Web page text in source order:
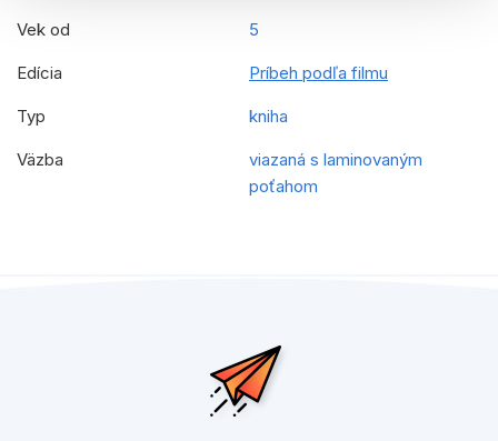
Vek od 5
Edícia Príbeh podľa filmu
Typ kniha
Väzba
viazaná s laminovaným
poťahom